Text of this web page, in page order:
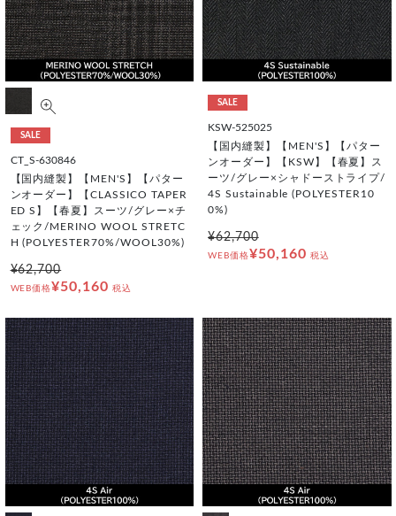
SALE
CT_S-630846
【国内縫製】【MEN'S】【パター
ンオーダー】【CLASSICO TAPER
ED S】【春夏】スーツ/グレー×チ
ェック/MERINO WOOL STRETC
H (POLYESTER70%/WOOL30%)
¥62,700
WEB価格¥50,160 税込
SALE
KSW-525025
【国内縫製】【MEN'S】【パター
ンオーダー】【KSW】【春夏】ス
ーツ/グレー×シャドーストライプ/
4S Sustainable (POLYESTER10
0%)
¥62,700
WEB価格¥50,160 税込